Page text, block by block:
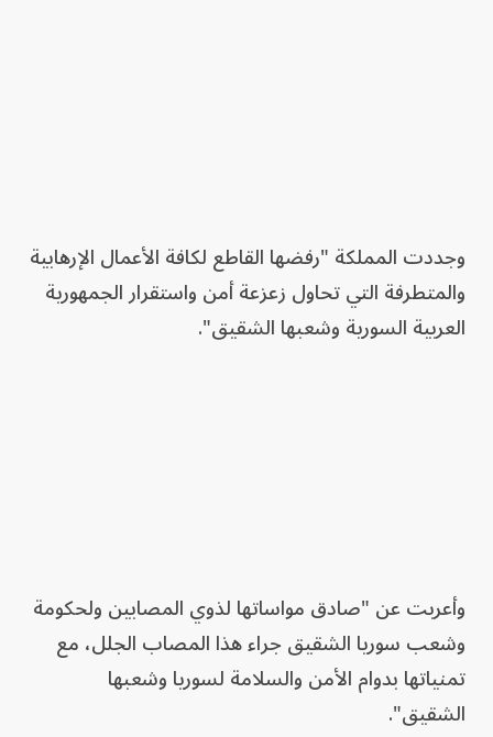
وجددت المملكة "رفضها القاطع لكافة الأعمال الإرهابية
والمتطرفة التي تحاول زعزعة أمن واستقرار الجمهورية
العربية السورية وشعبها الشقيق".
وأعربت عن "صادق مواساتها لذوي المصابين ولحكومة
وشعب سوريا الشقيق جراء هذا المصاب الجلل، مع
تمنياتها بدوام الأمن والسلامة لسوريا وشعبها
الشقيق".